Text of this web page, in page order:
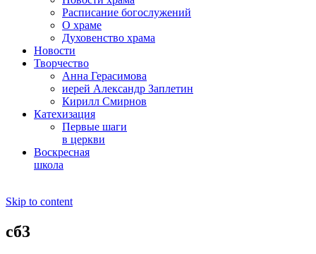
Расписание богослужений
О храме
Духовенство храма
Новости
Творчество
Анна Герасимова
иерей Александр Заплетин
Кирилл Смирнов
Катехизация
Первые шаги
в церкви
Воскресная
школа
Skip to content
сб3